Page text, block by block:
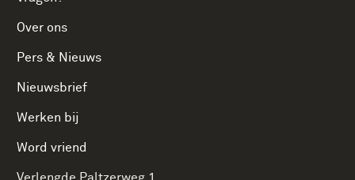
Over ons
Pers & Nieuws
Nieuwsbrief
Werken bij
Word vriend